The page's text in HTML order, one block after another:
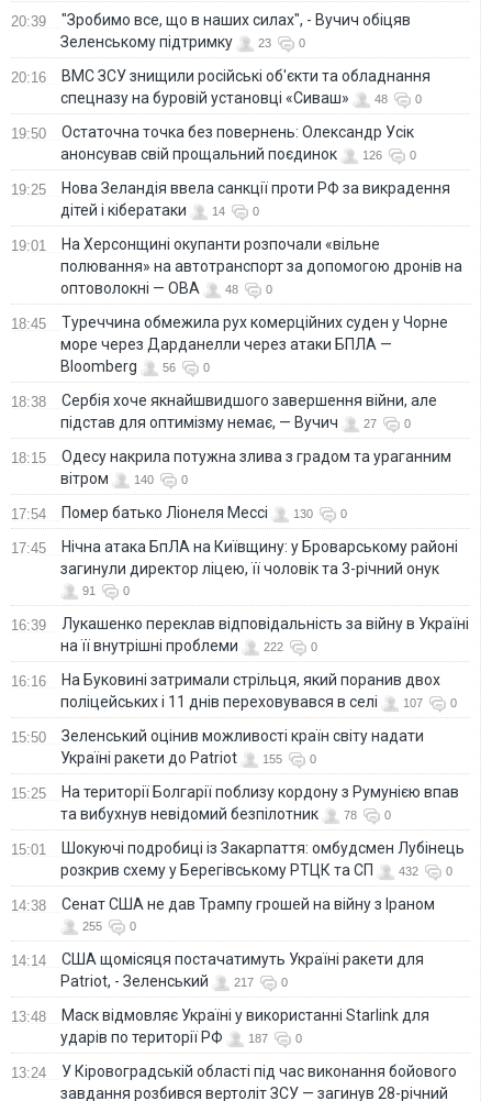
20:39
"Зробимо все, що в наших силах", - Вучич обіцяв
Зеленському підтримку
23 0
20:16
ВМС ЗСУ знищили російські об'єкти та обладнання
спецназу на буровій установці «Сиваш»
48 0
19:50
Остаточна точка без повернень: Олександр Усік
анонсував свій прощальний поєдинок
126 0
19:25
Нова Зеландія ввела санкції проти РФ за викрадення
дітей і кібератаки
14 0
19:01
На Херсонщині окупанти розпочали «вільне
полювання» на автотранспорт за допомогою дронів на
оптоволокні — ОВА
48 0
18:45
Туреччина обмежила рух комерційних суден у Чорне
море через Дарданелли через атаки БПЛА —
Bloomberg
56 0
18:38
Сербія хоче якнайшвидшого завершення війни, але
підстав для оптимізму немає, — Вучич
27 0
18:15
Одесу накрила потужна злива з градом та ураганним
вітром
140 0
17:54 Помер батько Ліонеля Мессі 130 0
17:45
Нічна атака БпЛА на Київщину: у Броварському районі
загинули директор ліцею, її чоловік та 3-річний онук
91 0
16:39
Лукашенко переклав відповідальність за війну в Україні
на її внутрішні проблеми
222 0
16:16
На Буковині затримали стрільця, який поранив двох
поліцейських і 11 днів переховувався в селі
107 0
15:50
Зеленський оцінив можливості країн світу надати
Україні ракети до Patriot
155 0
15:25
На території Болгарії поблизу кордону з Румунією впав
та вибухнув невідомий безпілотник
78 0
15:01
Шокуючі подробиці із Закарпаття: омбудсмен Лубінець
розкрив схему у Берегівському РТЦК та СП
432 0
14:38 Сенат США не дав Трампу грошей на війну з Іраном
255 0
14:14
США щомісяця постачатимуть Україні ракети для
Patriot, - Зеленський
217 0
13:48
Маск відмовляє Україні у використанні Starlink для
ударів по території РФ
187 0
13:24
У Кіровоградській області під час виконання бойового
завдання розбився вертоліт ЗСУ — загинув 28-річний